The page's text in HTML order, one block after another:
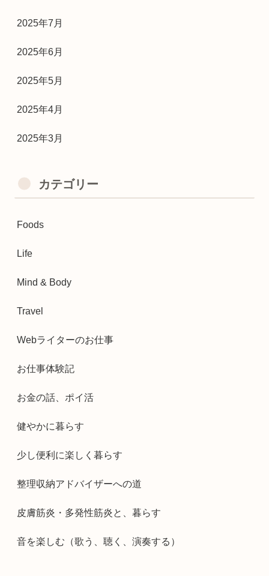
2025年7月
2025年6月
2025年5月
2025年4月
2025年3月
カテゴリー
Foods
Life
Mind & Body
Travel
Webライターのお仕事
お仕事体験記
お金の話、ポイ活
健やかに暮らす
少し便利に楽しく暮らす
整理収納アドバイザーへの道
皮膚筋炎・多発性筋炎と、暮らす
音を楽しむ（歌う、聴く、演奏する）